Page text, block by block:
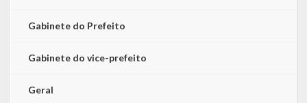
Gabinete do Prefeito
Gabinete do vice-prefeito
Geral